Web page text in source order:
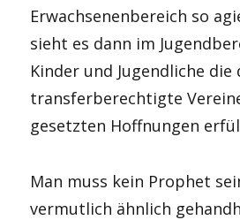
Erwachsenenbereich so
sieht es dann im
Kinder und Jugendliche
transferberechtigte
gesetzten Hoffnungen
Man muss kein Prophet
vermutlich ähnlich